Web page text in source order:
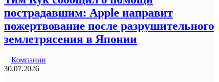
пострадавшим: Apple направит
пожертвование после разрушительного
землетрясения в Японии
Компании
30.07.2026